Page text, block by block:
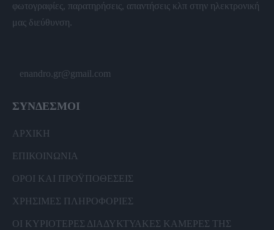
φωτογραφίες, παρατηρήσεις, απαντήσεις κλπ στην ηλεκτρονική
μας διεύθυνση.
enandro.gr@gmail.com
ΣΥΝΔΕΣΜΟΙ
ΑΡΧΙΚΗ
ΕΠΙΚΟΙΝΩΝΙΑ
ΟΡΟΙ ΚΑΙ ΠΡΟΫΠΟΘΕΣΕΙΣ
ΧΡΗΣΙΜΕΣ ΠΛΗΡΟΦΟΡΙΕΣ
ΟΙ ΚΥΡΙΟΤΕΡΕΣ ΔΙΑΔΥΚΤΥΑΚΕΣ ΚΑΜΕΡΕΣ ΤΗΣ